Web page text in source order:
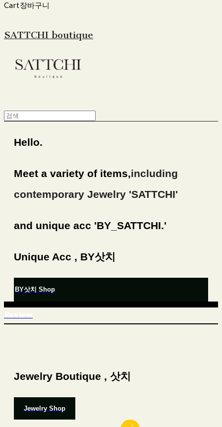
Cart장바구니
SATTCHI boutique
Hello.
Meet a variety of items,including
contemporary Jewelry 'SATTCHI'
and unique acc 'BY_SATTCHI.'
Unique Acc , BY삿치
BY삿치 Shop
Jewelry Boutique , 삿치
Jewelry Shop